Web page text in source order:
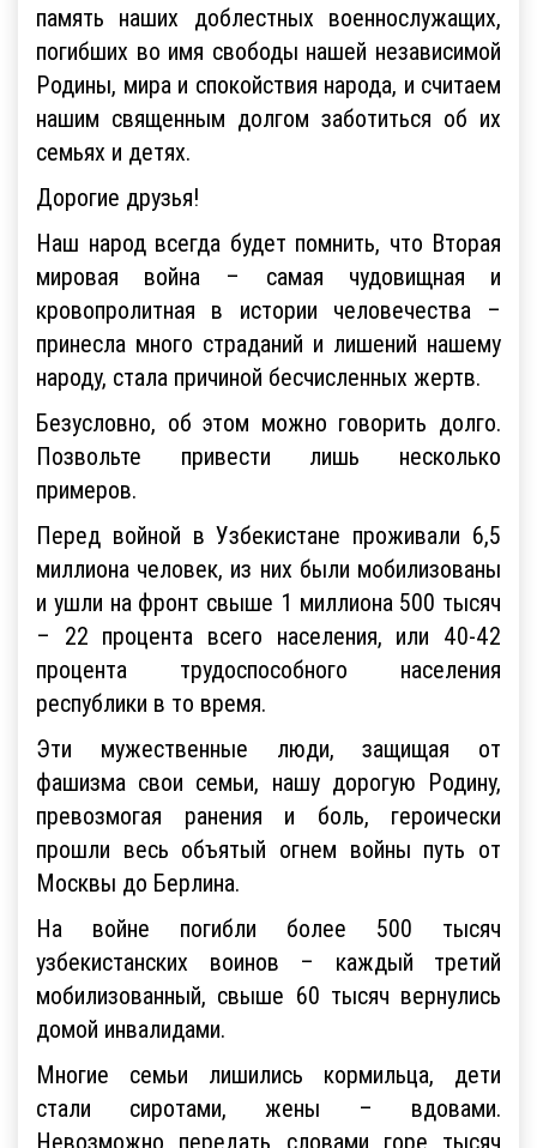
память наших доблестных военнослужащих,
погибших во имя свободы нашей независимой
Родины, мира и спокойствия народа, и считаем
нашим священным долгом заботиться об их
семьях и детях.
Дорогие друзья!
Наш народ всегда будет помнить, что Вторая
мировая война – самая чудовищная и
кровопролитная в истории человечества –
принесла много страданий и лишений нашему
народу, стала причиной бесчисленных жертв.
Безусловно, об этом можно говорить долго.
Позвольте привести лишь несколько
примеров.
Перед войной в Узбекистане проживали 6,5
миллиона человек, из них были мобилизованы
и ушли на фронт свыше 1 миллиона 500 тысяч
– 22 процента всего населения, или 40-42
процента трудоспособного населения
республики в то время.
Эти мужественные люди, защищая от
фашизма свои семьи, нашу дорогую Родину,
превозмогая ранения и боль, героически
прошли весь объятый огнем войны путь от
Москвы до Берлина.
На войне погибли более 500 тысяч
узбекистанских воинов – каждый третий
мобилизованный, свыше 60 тысяч вернулись
домой инвалидами.
Многие семьи лишились кормильца, дети
стали сиротами, жены – вдовами.
Невозможно передать словами горе тысяч